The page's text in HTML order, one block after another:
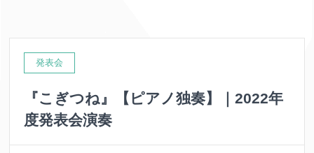
発表会
『こぎつね』【ピアノ独奏】｜2022年
度発表会演奏